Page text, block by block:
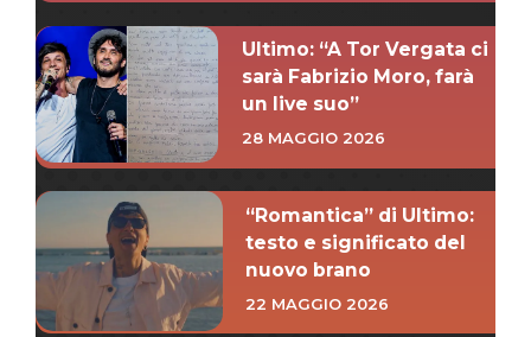
Ultimo: “A Tor Vergata ci
sarà Fabrizio Moro, farà
un live suo”
28 MAGGIO 2026
“Romantica” di Ultimo:
testo e significato del
nuovo brano
22 MAGGIO 2026